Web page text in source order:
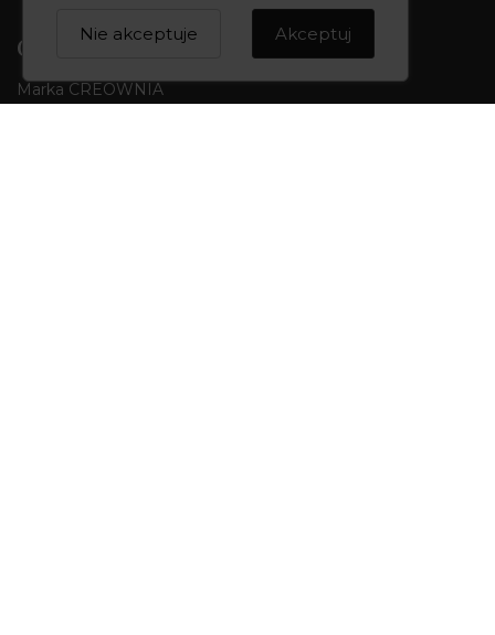
CREOWNIA
Marka CREOWNIA
Akceptuj
Nie akceptuje